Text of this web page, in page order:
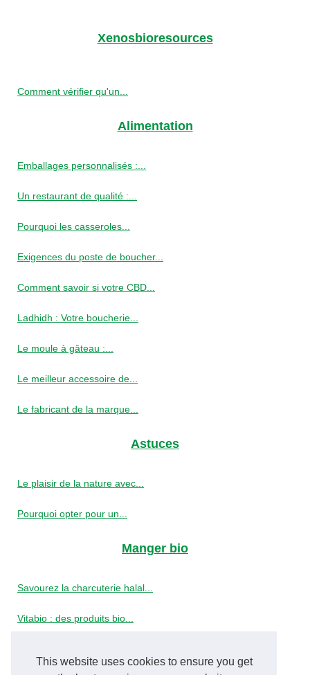
This website uses cookies to ensure you get
Xenosbioresources
Comment vérifier qu'un...
Alimentation
Emballages personnalisés :...
Un restaurant de qualité :...
Pourquoi les casseroles...
Exigences du poste de boucher...
Comment savoir si votre CBD...
Ladhidh : Votre boucherie...
Le moule à gâteau :...
Le meilleur accessoire de...
Le fabricant de la marque...
Astuces
Le plaisir de la nature avec...
Pourquoi opter pour un...
Manger bio
Savourez la charcuterie halal...
Vitabio : des produits bio...